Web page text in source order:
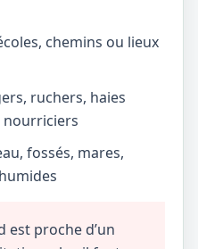
chemins ou lieux
ruchers, haies
nourriciers
fossés, mares,
est proche d’un